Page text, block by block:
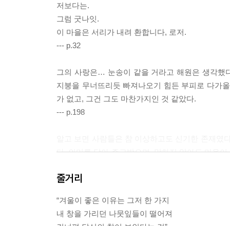
저보다는.
그럼 굿나잇.
이 마을은 서리가 내려 환합니다, 로저.
--- p.32
그의 사랑은… 눈송이 같을 거라고 해원은 생각했
지붕을 무너뜨리듯 빠져나오기 힘든 부피로 다가
가 없고, 그건 그도 마찬가지인 것 같았다.
--- p.198
다. 의미를 담아 주고받으며, 말하지 않아도 마음
줄거리
“겨울이 좋은 이유는 그저 한 가지
내 창을 가리던 나뭇잎들이 떨어져